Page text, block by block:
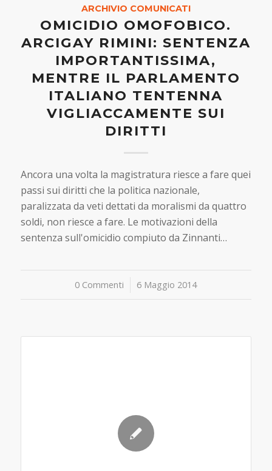
ARCHIVIO COMUNICATI
OMICIDIO OMOFOBICO.
ARCIGAY RIMINI: SENTENZA
IMPORTANTISSIMA,
MENTRE IL PARLAMENTO
ITALIANO TENTENNA
VIGLIACCAMENTE SUI
DIRITTI
Ancora una volta la magistratura riesce a fare quei
passi sui diritti che la politica nazionale,
paralizzata da veti dettati da moralismi da quattro
soldi, non riesce a fare. Le motivazioni della
sentenza sull'omicidio compiuto da Zinnanti…
0 Commenti
/ 6 Maggio 2014